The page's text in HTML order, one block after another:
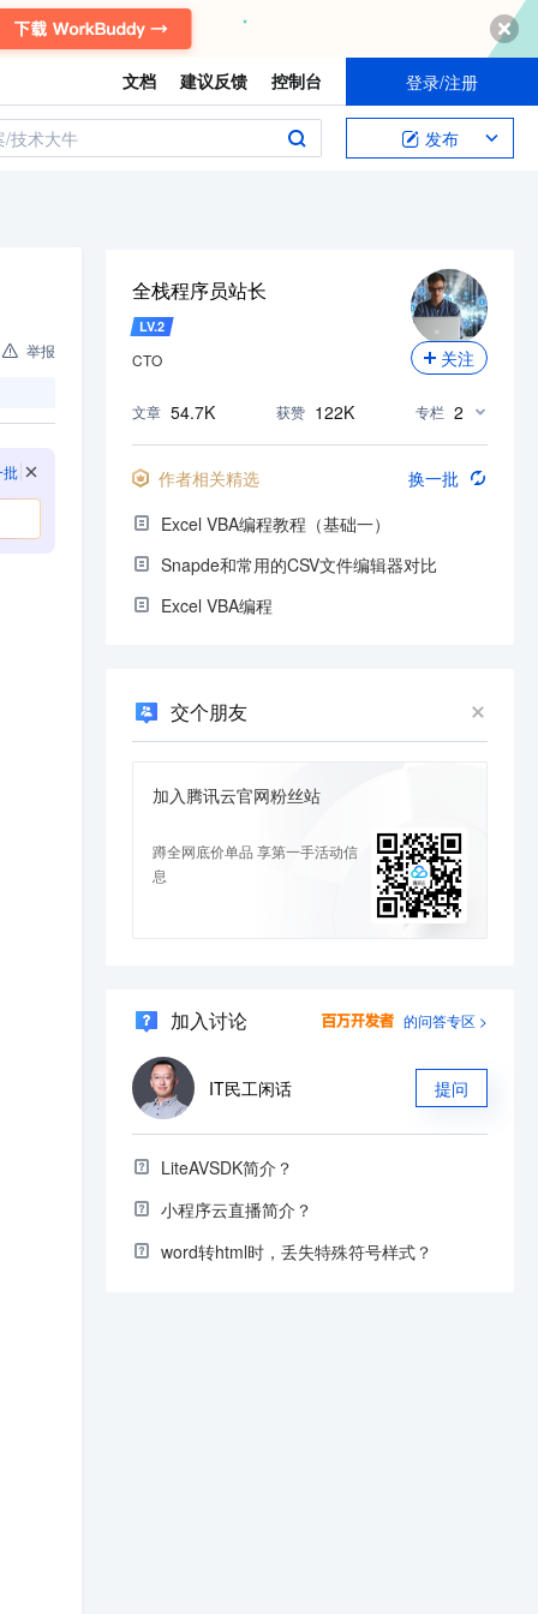
文档 建议反馈 控制台 登录/注册
/技术大牛 发布
举报
批
全栈程序员站长
LV.2
CTO 关注
文章 54.7K 获赞 122K 专栏 2
作者相关精选
换一批
Excel VBA编程教程（基础一）
Snapde和常用的CSV文件编辑器对比
Excel VBA编程
交个朋友
加入腾讯云官网粉丝站
蹲全网底价单品 享第一手活动信
息
加入讨论 的问答专区 >
IT民工闲话 提问
LiteAVSDK简介？
小程序云直播简介？
word转html时，丢失特殊符号样式？